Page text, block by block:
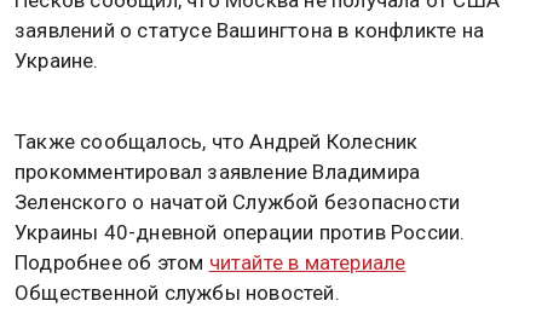
заявлений о статусе Вашингтона в конфликте на
Украине.
Также сообщалось, что Андрей Колесник
прокомментировал заявление Владимира
Зеленского о начатой Службой безопасности
Украины 40-дневной операции против России.
Подробнее об этом читайте в материале
Общественной службы новостей.